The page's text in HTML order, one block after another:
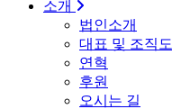
소개
법인소개
대표 및 조직도
연혁
후원
오시는 길